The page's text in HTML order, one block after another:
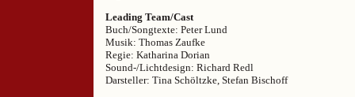
Leading Team/Cast
Buch/Songtexte: Peter Lund
Musik: Thomas Zaufke
Regie: Katharina Dorian
Sound-/Lichtdesign: Richard Redl
Darsteller: Tina Schöltzke, Stefan Bischoff